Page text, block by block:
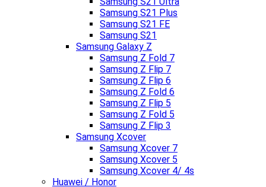
Samsung S21 Plus
Samsung S21 FE
Samsung S21
Samsung Galaxy Z
Samsung Z Fold 7
Samsung Z Flip 7
Samsung Z Flip 6
Samsung Z Fold 6
Samsung Z Flip 5
Samsung Z Fold 5
Samsung Z Flip 3
Samsung Xcover
Samsung Xcover 7
Samsung Xcover 5
Samsung Xcover 4/ 4s
Huawei / Honor